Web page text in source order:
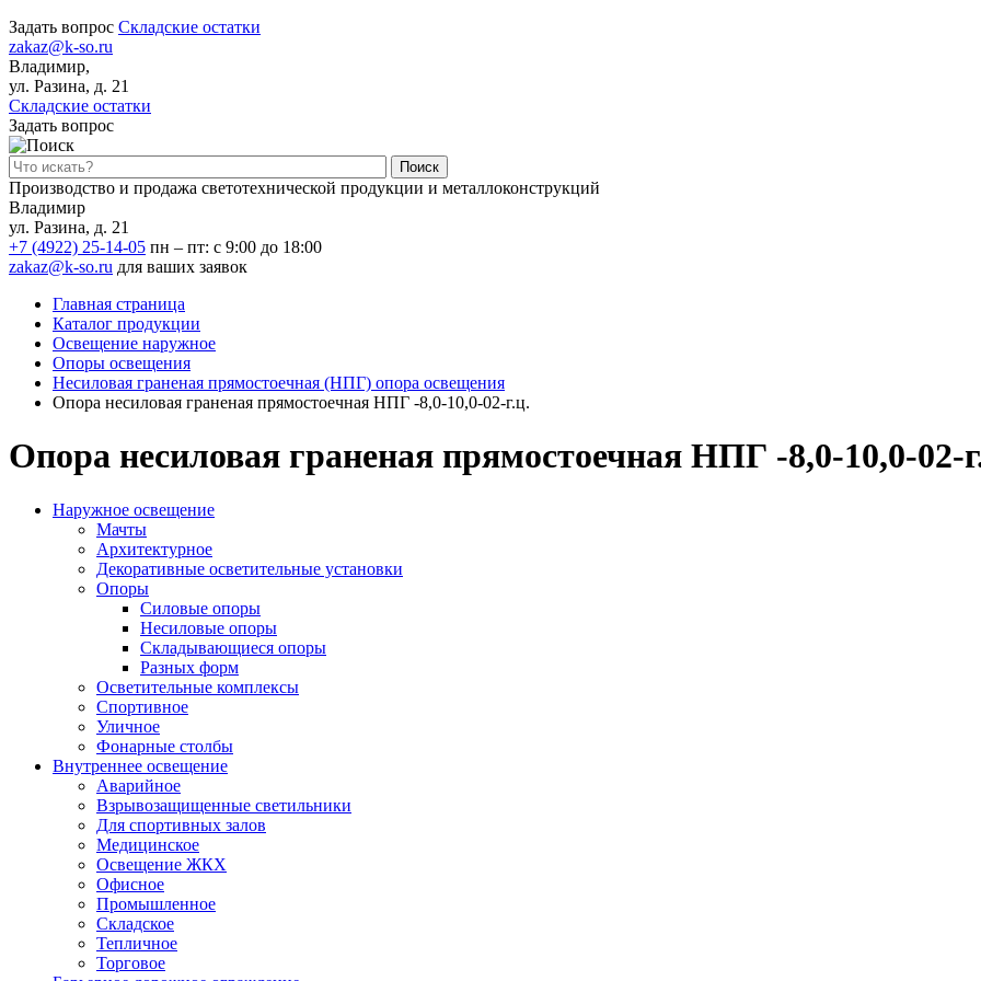
Задать вопрос Складские остатки
zakaz@k-so.ru
Владимир,
ул. Разина, д. 21
Складские остатки
Задать вопрос
Поиск
Производство и продажа светотехнической продукции и металлоконструкций
Владимир
ул. Разина, д. 21
+7 (4922) 25-14-05 пн – пт: с 9:00 до 18:00
zakaz@k-so.ru для ваших заявок
Главная страница
Каталог продукции
Освещение наружное
Опоры освещения
Несиловая граненая прямостоечная (НПГ) опора освещения
Опора несиловая граненая прямостоечная НПГ -8,0-10,0-02-г.ц.
Опора несиловая граненая прямостоечная НПГ -8,0-10,0-02-
Наружное освещение
Мачты
Архитектурное
Декоративные осветительные установки
Опоры
Силовые опоры
Несиловые опоры
Складывающиеся опоры
Разных форм
Осветительные комплексы
Спортивное
Уличное
Фонарные столбы
Внутреннее освещение
Аварийное
Взрывозащищенные светильники
Для спортивных залов
Медицинское
Освещение ЖКХ
Офисное
Промышленное
Складское
Тепличное
Торговое